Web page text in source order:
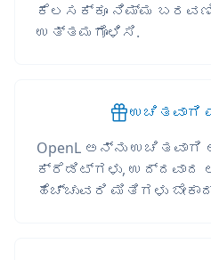
ಕೆಲಸಕ್ಕೂ ನಿಮ್ಮ
ಉತ್ತಮಗೊಳಿಸಿ.
ಉಚಿತವಾಗಿ
OpenL ಅನ್ನು
ಕ್ರೆಡಿಟ್‌ಗಳು, ಉದ್ದವಾದ
ಹೆಚ್ಚುವರಿ ಮಿತಿಗಳು